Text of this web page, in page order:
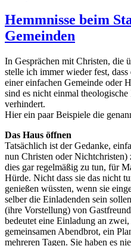
Hemmnisse beim
Gemeinden
In Gesprächen mit Christen, die
stelle ich immer wieder fest,
einer einfachen Gemeinde oder
sind es nicht einmal
verhindert.
Hier ein paar Beispiele die
Das Haus öffnen
Tatsächlich ist der Gedanke,
nun Christen oder Nichtchristen)
dies gar regelmäßig zu tun, für
Hürde. Nicht dass sie das nicht
genießen wüssten, wenn sie
selber die Einladenden sein
(ihre Vorstellung) von
bedeutet eine Einladung an
gemeinsamen Abendbrot, ein
mehreren Tagen. Sie haben es